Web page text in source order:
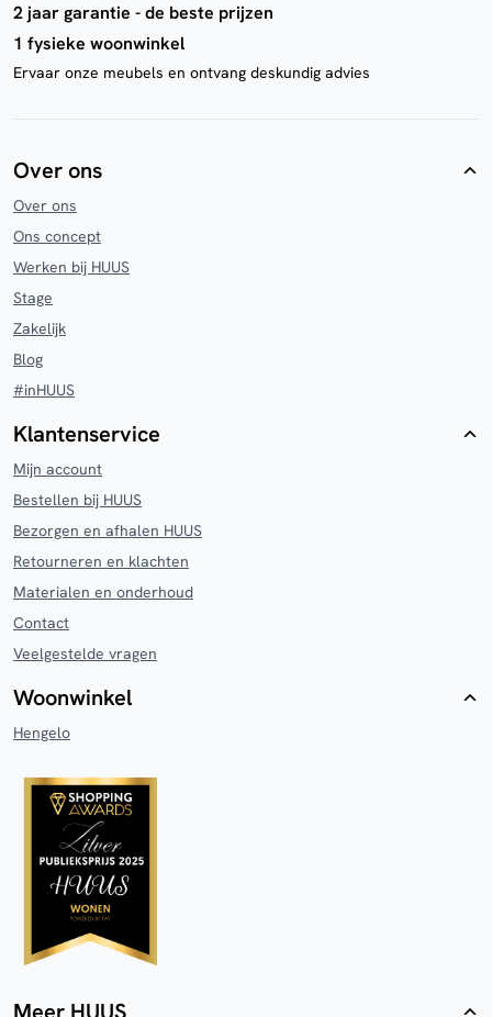
2 jaar garantie - de beste prijzen
1 fysieke woonwinkel
Ervaar onze meubels en ontvang deskundig advies
Over ons
Over ons
Ons concept
Werken bij HUUS
Stage
Zakelijk
Blog
#inHUUS
Klantenservice
Mijn account
Bestellen bij HUUS
Bezorgen en afhalen HUUS
Retourneren en klachten
Materialen en onderhoud
Contact
Veelgestelde vragen
Woonwinkel
Hengelo